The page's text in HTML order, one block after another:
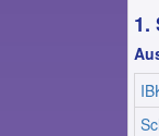
1.